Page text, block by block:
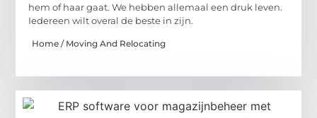
hem of haar gaat. We hebben allemaal een druk leven.
Iedereen wilt overal de beste in zijn.
Home / Moving And Relocating